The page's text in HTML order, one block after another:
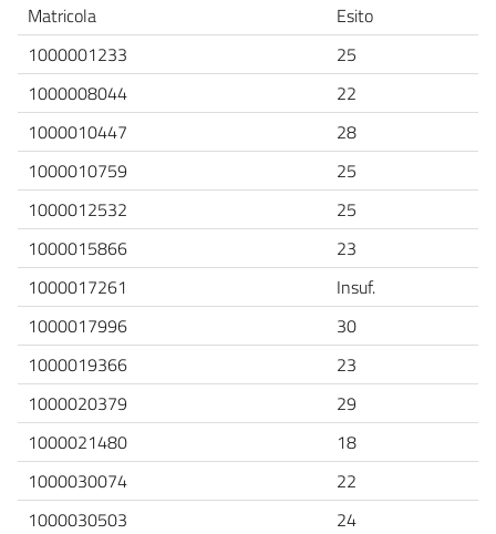
Matricola
Esito
1000001233
25
1000008044
22
1000010447
28
1000010759
25
1000012532
25
1000015866
23
1000017261
Insuf.
1000017996
30
1000019366
23
1000020379
29
1000021480
18
1000030074
22
1000030503
24